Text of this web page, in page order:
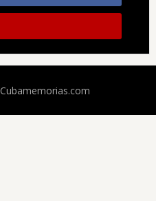
Cubamemorias.com